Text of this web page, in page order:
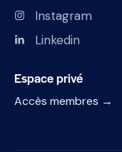
Instagram
Linkedin
Espace privé
Accès membres →